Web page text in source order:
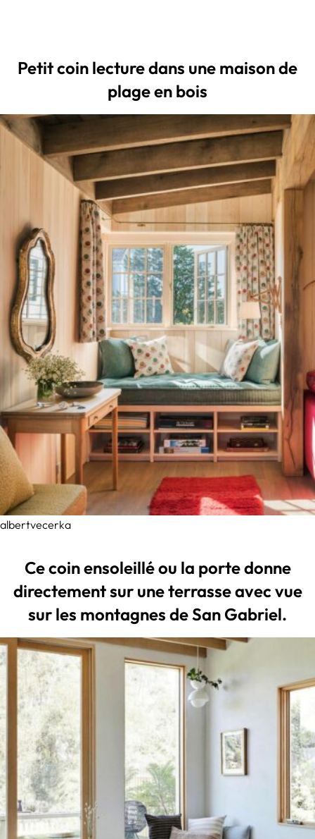
Petit coin lecture dans une maison de
plage en bois
albertvecerka
Ce coin ensoleillé ou la porte donne
directement sur une terrasse avec vue
sur les montagnes de San Gabriel.